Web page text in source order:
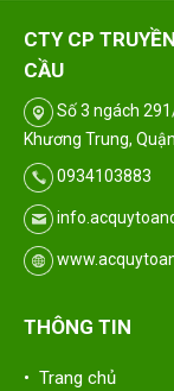
CTY CP
CẦU
Số 3 ngách
Khương Trung,
0934103883
THÔNG TIN
• Trang chủ